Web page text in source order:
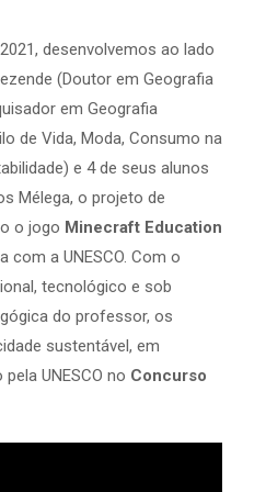
desenvolvemos ao lado
(Doutor em Geografia
em Geografia
de Vida, Moda, Consumo na
e 4 de seus alunos
Mélega, o projeto de
o jogo Minecraft Education
com a UNESCO. Com o
tecnológico e sob
do professor, os
sustentável, em
UNESCO no Concurso